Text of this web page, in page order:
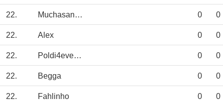
22. Muchasangre 0 0
22. Alex 0 0
22. Poldi4everFC 0 0
22. Begga 0 0
22. Fahlinho 0 0